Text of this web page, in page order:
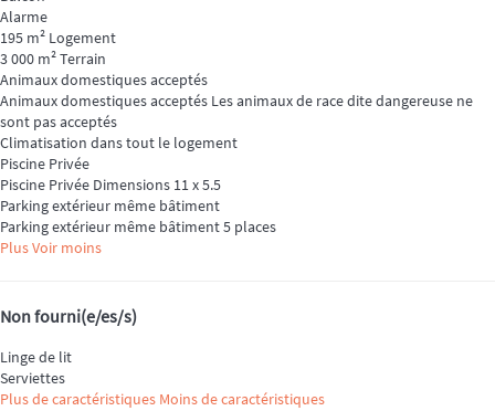
Alarme
195 m² Logement
3 000 m² Terrain
Animaux domestiques acceptés
Animaux domestiques acceptés Les animaux de race dite dangereuse ne
sont pas acceptés
Climatisation dans tout le logement
Piscine Privée
Piscine Privée Dimensions 11 x 5.5
Parking extérieur même bâtiment
Parking extérieur même bâtiment5 places
PlusVoir moins
Non fourni(e/es/s)
Linge de lit
Serviettes
Plus de caractéristiques Moins de caractéristiques